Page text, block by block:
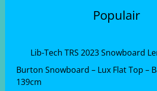
Populair
Lib-Tech TRS 2023 Snowboard
Burton Snowboard – Lux Flat Top –
139cm